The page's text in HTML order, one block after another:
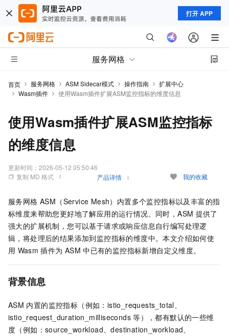
打开 APP
服务网格
首页 服务网格 ASM Sidecar模式 操作指南
扩展中心
Wasm插件
使用Wasm插件扩展ASM监控指标的维度信息
使用Wasm插件扩展ASM监控指标
的维度信息
更新时间： 2026-05-12 05:50:46
复制 MD 格式
产品详情 我的收藏
服务网格 ASM（Service Mesh） 内置多个监控指标以及丰富的指
标维度来帮助您更好地了解应用的运行情况。同时，ASM 提供了
强大的扩展机制，您可以基于请求或响应信息自行编写处理逻
辑，将处理后的结果添加到监控指标的维度中。本文介绍如何使
用 Wasm 插件为 ASM 中已有的监控指标新增自定义维度。
背景信息
ASM 内置的监控指标（例如：istio_requests_total、
istio_request_duration_milliseconds 等），都有默认的一些维
度（例如：source_workload、destination_workload、